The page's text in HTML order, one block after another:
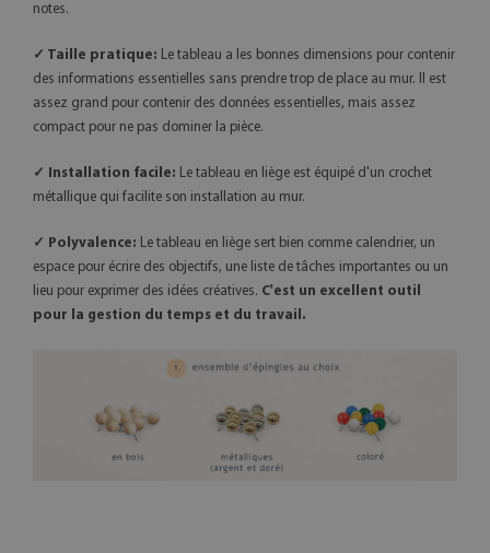
notes.
✓ Taille pratique: Le tableau a les bonnes dimensions pour contenir
des informations essentielles sans prendre trop de place au mur. Il est
assez grand pour contenir des données essentielles, mais assez
compact pour ne pas dominer la pièce.
✓ Installation facile: Le tableau en liège est équipé d'un crochet
métallique qui facilite son installation au mur.
✓ Polyvalence: Le tableau en liège sert bien comme calendrier, un
espace pour écrire des objectifs, une liste de tâches importantes ou un
lieu pour exprimer des idées créatives. C'est un excellent outil
pour la gestion du temps et du travail.